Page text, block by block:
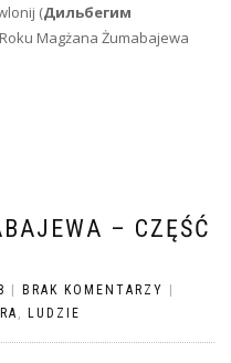
(Дильбегим
Magżana Żumabajewa
– CZĘŚĆ
| BRAK KOMENTARZY |
LUDZIE